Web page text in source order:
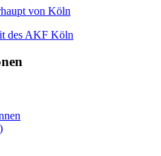
von Köln
des AKF Köln